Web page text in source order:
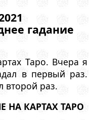
гадание
Таро. Вчера я
в первый раз.
второй раз.
НА КАРТАХ ТАРО